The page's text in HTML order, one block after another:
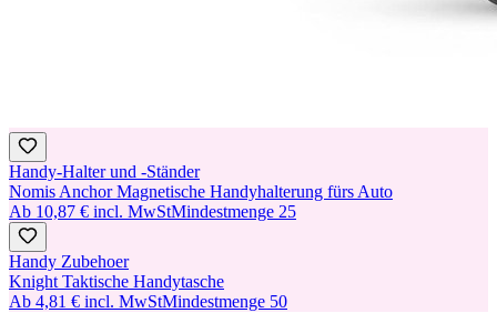
Handy-Halter und -Ständer
Nomis Anchor Magnetische Handyhalterung fürs Auto
Ab 10,87 € incl. MwStMindestmenge 25
Handy Zubehoer
Knight Taktische Handytasche
Ab 4,81 € incl. MwStMindestmenge 50